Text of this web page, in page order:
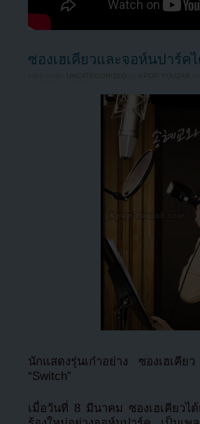
ซองเฮเคียวและจอห์นปาร์ค
UNCATEGORIZED KPOP YOUZAB
นักแสดงรุ่นเก๋าอย่าง ซองเฮเคีย
“Switch”
เมื่อวันที่ 8 มีนาคม ซองเฮเคียวไ